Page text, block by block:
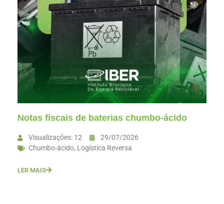
Notas fiscais de baterias chumbo-ácido
Visualizações: 12
29/07/2026
Chumbo-ácido, Logística Reversa
LER MAIS